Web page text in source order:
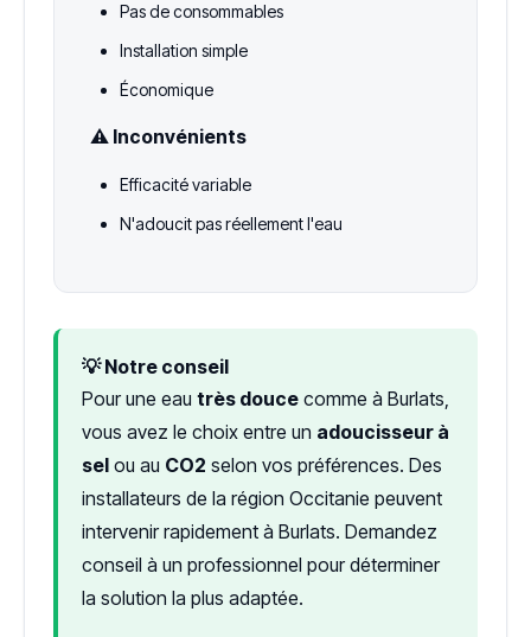
Pas de consommables
Installation simple
Économique
⚠️ Inconvénients
Efficacité variable
N'adoucit pas réellement l'eau
💡 Notre conseil
Pour une eau très douce comme à Burlats,
vous avez le choix entre un adoucisseur à
sel ou au CO2 selon vos préférences. Des
installateurs de la région Occitanie peuvent
intervenir rapidement à Burlats. Demandez
conseil à un professionnel pour déterminer
la solution la plus adaptée.